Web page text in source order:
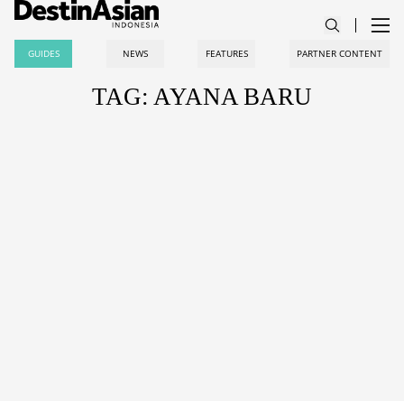
GUIDES NEWS FEATURES PARTNER CONTENT
TAG: AYANA BARU